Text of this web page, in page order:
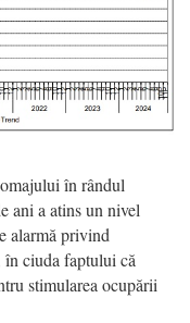
în rândul
ani a atins un nivel
alarmă privind
ciuda faptului că
stimularea ocupării